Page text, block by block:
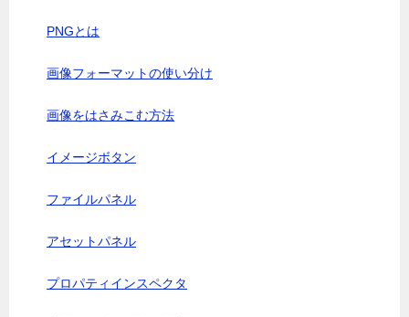
PNGとは
画像フォーマットの使い分け
画像をはさみこむ方法
イメージボタン
ファイルパネル
アセットパネル
プロパティインスペクタ